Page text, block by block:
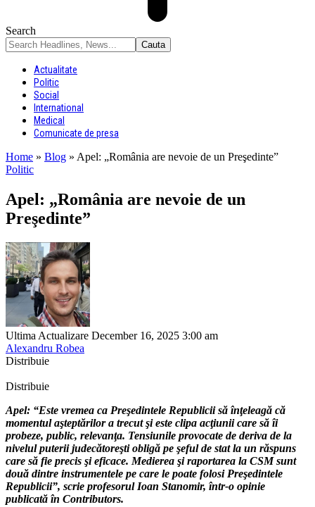
Search
Actualitate
Politic
Social
International
Medical
Comunicate de presa
Home » Blog » Apel: „România are nevoie de un Preşedinte”
Politic
Apel: „România are nevoie de un
Preşedinte”
Ultima Actualizare December 16, 2025 3:00 am
Alexandru Robea
Distribuie
Distribuie
Apel: “Este vremea ca Preşedintele Republicii să înţeleagă că
momentul aşteptărilor a trecut şi este clipa acţiunii care să îi
probeze, public, relevanţa. Tensiunile provocate de deriva de la
nivelul puterii judecătoreşti obligă pe şeful de stat la un răspuns
care să fie precis şi eficace. Medierea şi raportarea la CSM sunt
două dintre instrumentele pe care le poate folosi Preşedintele
Republicii”, scrie profesorul Ioan Stanomir, într-o opinie
publicată în Contributors.